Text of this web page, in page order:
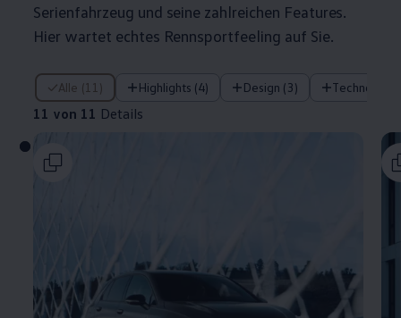
Serienfahrzeug und seine zahlreichen Features.
Hier wartet echtes Rennsportfeeling auf Sie.
Alle (11) Highlights (4) Design (3)
11 von 11 Details
11 von 11 Details